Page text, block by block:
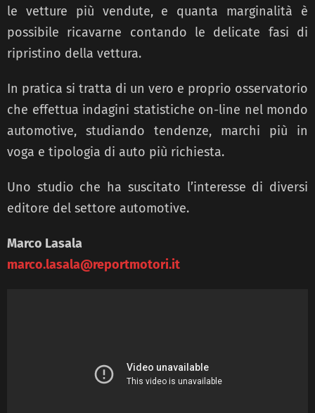
le vetture più vendute, e quanta marginalità è
possibile ricavarne contando le delicate fasi di
ripristino della vettura.
In pratica si tratta di un vero e proprio osservatorio
che effettua indagini statistiche on-line nel mondo
automotive, studiando tendenze, marchi più in
voga e tipologia di auto più richiesta.
Uno studio che ha suscitato l’interesse di diversi
editore del settore automotive.
Marco Lasala
marco.lasala@reportmotori.it